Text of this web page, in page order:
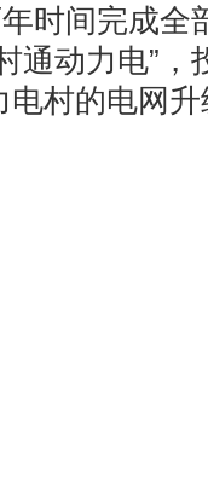
时间完成全
通动力电”，
村的电网